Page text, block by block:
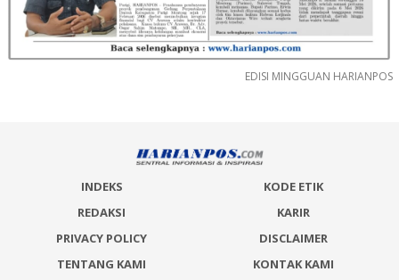
EDISI MINGGUAN HARIANPOS
INDEKS
KODE ETIK
REDAKSI
KARIR
PRIVACY POLICY
DISCLAIMER
TENTANG KAMI
KONTAK KAMI